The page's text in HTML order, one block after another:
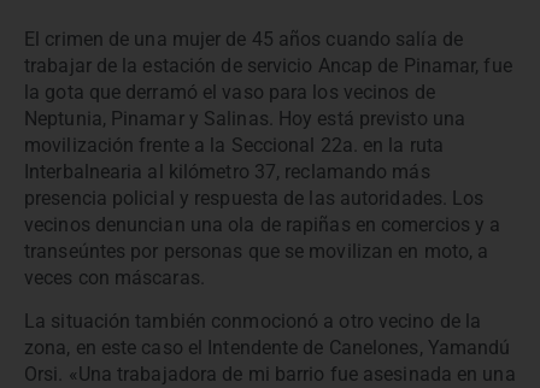
El crimen de una mujer de 45 años cuando salía de
trabajar de la estación de servicio Ancap de Pinamar, fue
la gota que derramó el vaso para los vecinos de
Neptunia, Pinamar y Salinas. Hoy está previsto una
movilización frente a la Seccional 22a. en la ruta
Interbalnearia al kilómetro 37, reclamando más
presencia policial y respuesta de las autoridades. Los
vecinos denuncian una ola de rapiñas en comercios y a
transeúntes por personas que se movilizan en moto, a
veces con máscaras.
La situación también conmocionó a otro vecino de la
zona, en este caso el Intendente de Canelones, Yamandú
Orsi. «Una trabajadora de mi barrio fue asesinada en una